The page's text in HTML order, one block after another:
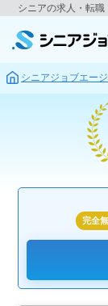
シニアの求人・転
シニアジョブエー
完全